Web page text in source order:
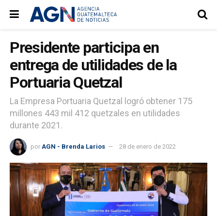
Presidente participa en
entrega de utilidades de la
Portuaria Quetzal
La Empresa Portuaria Quetzal logró obtener 175
millones 443 mil 412 quetzales en utilidades
durante 2021.
por AGN - Brenda Larios 28 de enero de 2022